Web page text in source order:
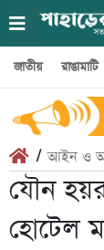
জাতীয় রাঙামাটি
/আইন ও
যৌন
হোটেল